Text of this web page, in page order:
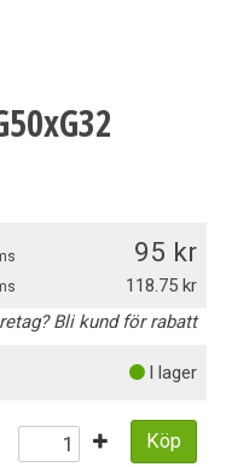
95
118.75
Bli kund för rabatt
I lager
Köp